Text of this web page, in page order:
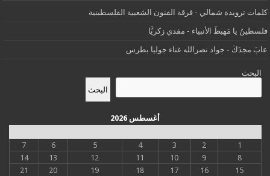
كلمات ترويدة شمالي - فرقة الفنون الشعبية الفلسطينية
فلسطينُ يا مَهبطَ الأنبياء - مفدي زكريَّا
عابَ مجدَكَ - جواد نصرالله غناء جوليا بطرس
البحث
البحث
أغسطس 2026
1
2
3
4
5
6
7
8
9
10
11
12
13
14
15
16
17
18
19
20
21